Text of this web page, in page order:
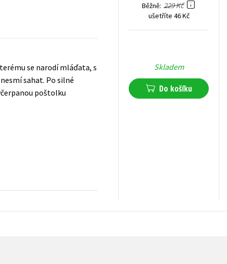
se narodí mláďata, s
sahat. Po silné
poštolku
Běžně 229 Kč
ušetříte 46 Kč
Skladem
Do košíku